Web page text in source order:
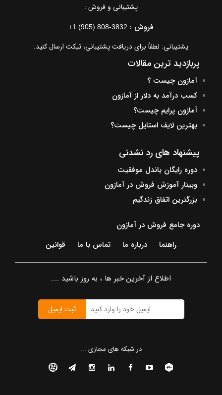
پشتیبانی و فروش :
فروش : +1 (905) 808-3832
پشتیبانی: لطفاً برای دریافت پشتیبانی، تیکت ارسال کنید.
پربازدید ترین مقالات
آمازون چیست ؟
کسب درآمد به دلار از آمازون
آمازون پرایم چیست؟
بهترین لایف استایل چیست؟
پیشنهاد های رد نشدنی
دوره رایگان باندل موفقیت
وبینار آموزش فروش در آمازون
بزرگترین اتفاق زندگیم
دوره جامع فروش در آمازون
راهنما
درباره ما تماس با ما قوانین
اطلاع از آخرین خبر ها ، به روز باشید ....
ثبت ایمیل
در شبکه های مجازی ...